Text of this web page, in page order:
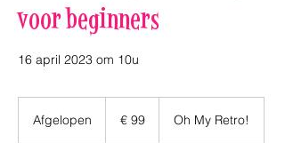
voor beginners
16 april 2023 om 10u
Afgelopen € 99 Oh My Retro!